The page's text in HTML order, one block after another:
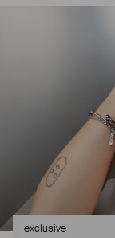
украшений (цепи
результате
неожиданными
сердца и серьги-
музыкальные
Сухарев, Андрей
Эксклюзивно для
HOLD YOUR
вдохновленную
силу, а через
exclusive